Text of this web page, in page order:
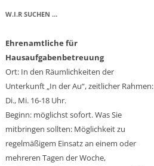
W.I.R SUCHEN …
Ehrenamtliche für
Hausaufgabenbetreuung
Ort: In den Räumlichkeiten der
Unterkunft „In der Au“, zeitlicher Rahmen:
Di., Mi. 16-18 Uhr.
Beginn: möglichst sofort. Was Sie
mitbringen sollten: Möglichkeit zu
regelmäßigem Einsatz an einem oder
mehreren Tagen der Woche,